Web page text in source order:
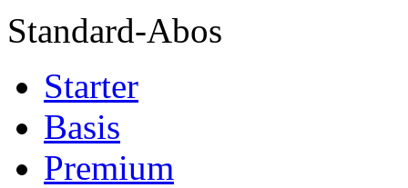
Standard-Abos
Starter
Basis
Premium